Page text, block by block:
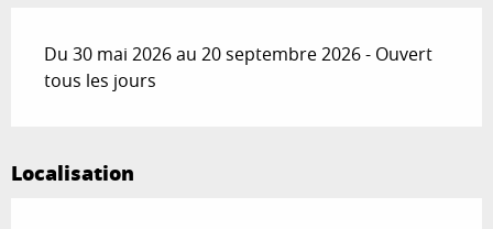
Du 30 mai 2026 au 20 septembre 2026 - Ouvert
tous les jours
Localisation